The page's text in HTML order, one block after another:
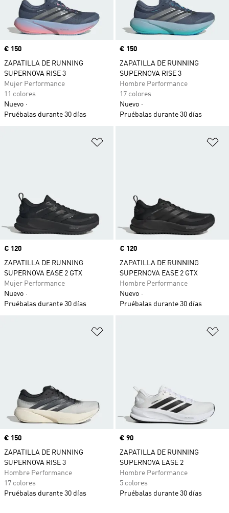
Precio
€ 150
ZAPATILLA DE RUNNING
SUPERNOVA RISE 3
Mujer Performance
11 colores
Nuevo
Pruébalas durante 30 días
Precio
€ 150
ZAPATILLA DE RUNNING
SUPERNOVA RISE 3
Hombre Performance
17 colores
Nuevo
Pruébalas durante 30 días
Precio
€ 120
ZAPATILLA DE RUNNING
SUPERNOVA EASE 2 GTX
Mujer Performance
Nuevo
Pruébalas durante 30 días
Precio
€ 120
ZAPATILLA DE RUNNING
SUPERNOVA EASE 2 GTX
Hombre Performance
Nuevo
Pruébalas durante 30 días
Precio
€ 150
ZAPATILLA DE RUNNING
SUPERNOVA RISE 3
Hombre Performance
17 colores
Pruébalas durante 30 días
Precio
€ 90
ZAPATILLA DE RUNNING
SUPERNOVA EASE 2
Hombre Performance
5 colores
Pruébalas durante 30 días